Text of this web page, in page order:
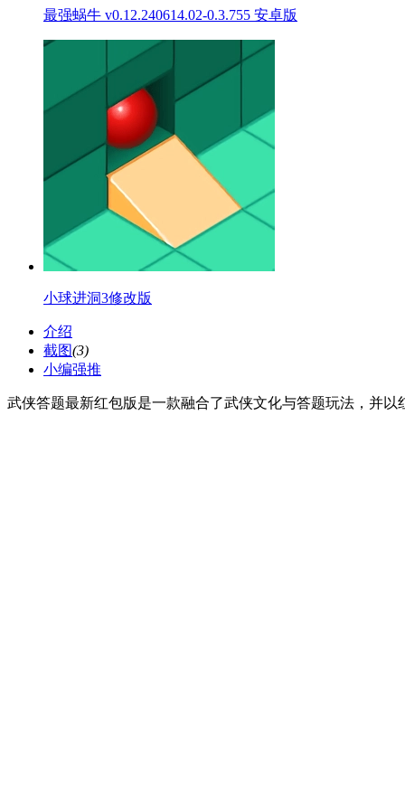
最强蜗牛 v0.12.240614.02-0.3.755 安卓版
小球进洞3修改版
介绍
截图(3)
小编强推
武侠答题最新红包版是一款融合了武侠文化与答题玩法，并